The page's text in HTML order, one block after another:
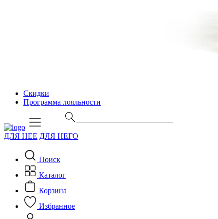
Скидки
Программа лояльности
ДЛЯ НЕЕ ДЛЯ НЕГО
Поиск
Каталог
Корзина
Избранное